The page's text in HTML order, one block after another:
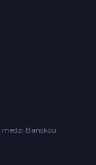
medzi Banskou